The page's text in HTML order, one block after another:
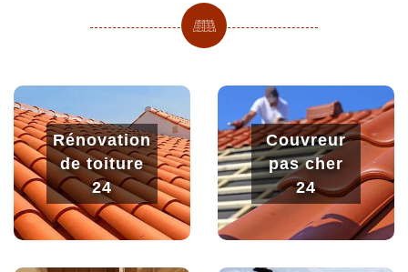
Rénovation
de toiture
24
Couvreur
pas cher
24